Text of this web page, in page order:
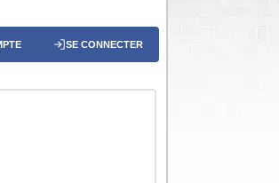
SE CONNECTER